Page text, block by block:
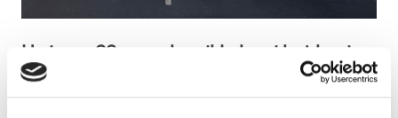
Urriaren 29an greba ziklo berri bat hasi
zen sektorean, Bizkaiko Arte Grafikoetan